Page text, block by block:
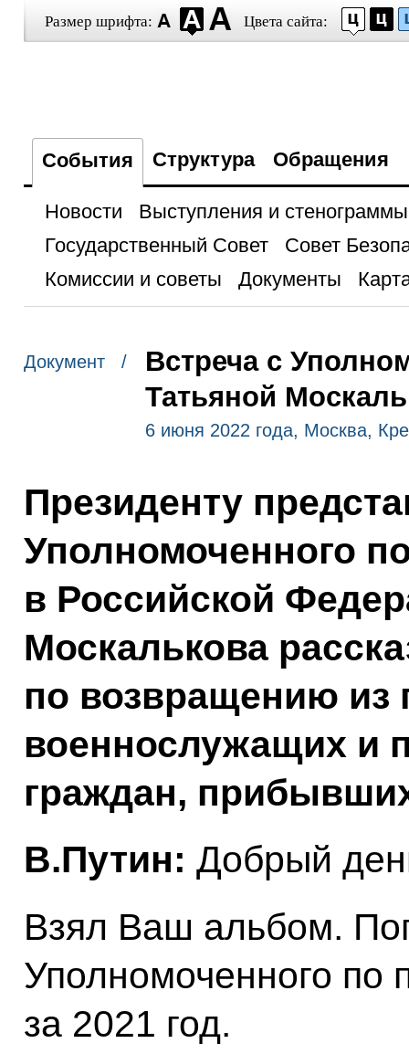
Размер шрифта: Цвета сайта:
События Структура Обращения
Новости
Выступления и стенограммы
Государственный Совет
Совет
Комиссии и советы
Документы
Документ /
Встреча с
Татьяной
6 июня 2022 года, Москва,
Президенту
Уполномоченного
в Российской
Москалькова
по возвращению из
военнослужащих и
граждан,
В.Путин: Добрый
Взял Ваш альбом.
Уполномоченного по
за 2021 год.